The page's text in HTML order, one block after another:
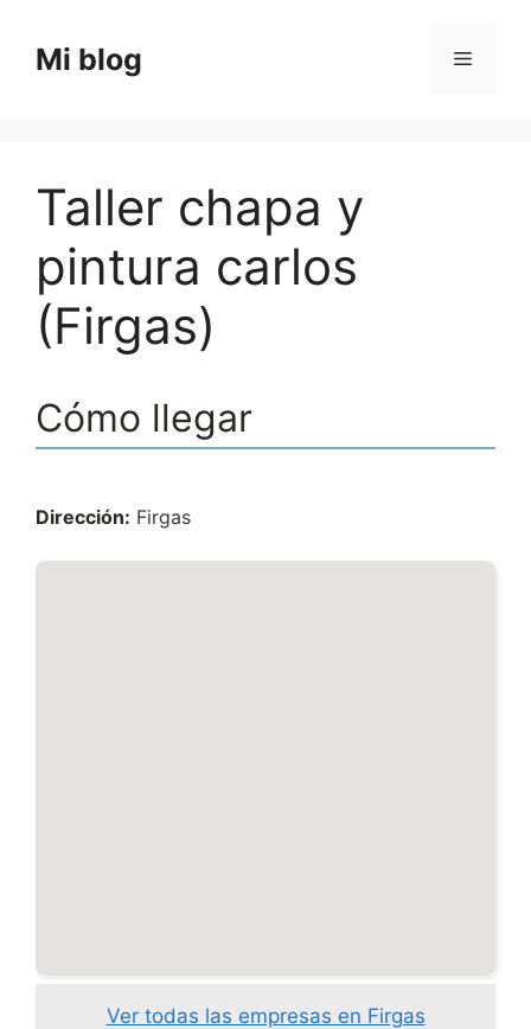
contenido
Mi blog Menú
Taller chapa y
pintura carlos
(Firgas)
Cómo llegar
Dirección: Firgas
Ver todas las empresas en Firgas